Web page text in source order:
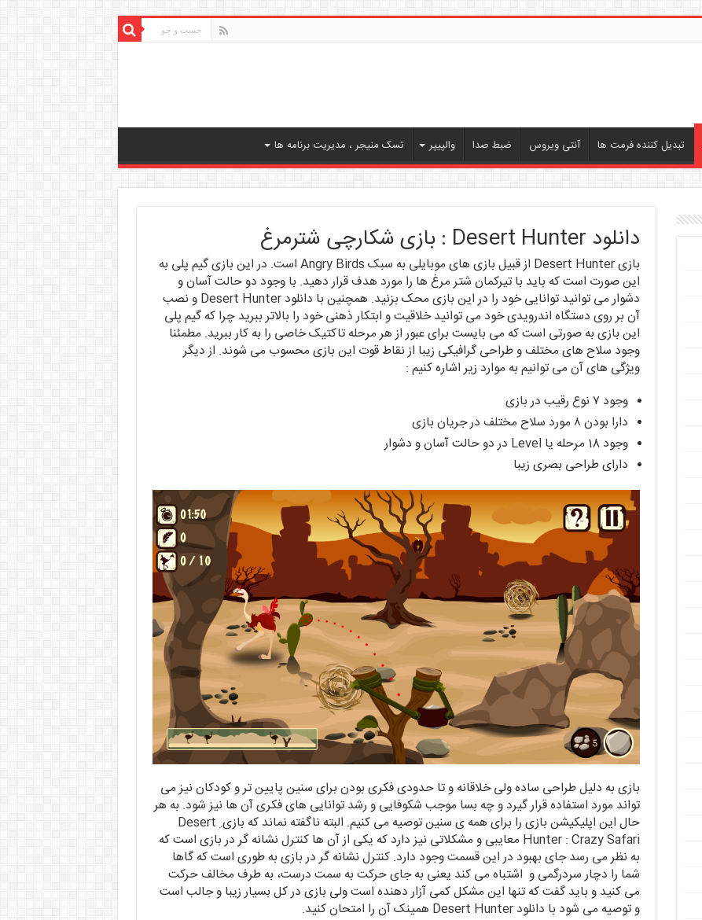
تبدیل کننده فرمت ها آنتی ویروس ضبط صدا والپیپر تسک منیجر ، مدیریت برنامه ها
دانلود Desert Hunter : بازی شکارچی شترمرغ
بازی Desert Hunter از قبیل بازی های موبایلی به سبک Angry Birds است. در این بازی گیم پلی به
این صورت است که باید با تیرکمان شتر مرغ ها را مورد هدف قرار دهید. با وجود دو حالت آسان و
دشوار می توانید توانایی خود را در این بازی محک بزنید. همچنین با دانلود Desert Hunter و نصب
آن بر روی دستگاه اندرویدی خود می توانید خلاقیت و ابتکار ذهنی خود را بالاتر ببرید چرا که گیم پلی
این بازی به صورتی است که می بایست برای عبور از هر مرحله تاکتیک خاصی را به کار ببرید. مطمئنا
وجود سلاح های مختلف و طراحی گرافیکی زیبا از نقاط قوت این بازی محسوب می شوند. از دیگر
ویژگی های آن می توانیم به موارد زیر اشاره کنیم :
وجود ۷ نوع رقیب در بازی
دارا بودن ۸ مورد سلاح مختلف در جریان بازی
وجود 18 مرحله یا Level در دو حالت آسان و دشوار
دارای طراحی بصری زیبا
بازی به دلیل طراحی ساده ولی خلاقانه و تا حدودی فکری بودن برای سنین پایین تر و کودکان نیز می
تواند مورد استفاده قرار گیرد و چه بسا موجب شکوفایی و رشد توانایی های فکری آن ها نیز شود. به هر
حال این اپلیکیشن بازی را برای همه ی سنین توصیه می کنیم. البته ناگفته نماند که بازی ِ Desert
Hunter : Crazy Safari معایبی و مشکلاتی نیز دارد که یکی از آن ها کنترل نشانه گر در بازی است که
به نظر می رسد جای بهبود در این قسمت وجود دارد. کنترل نشانه گر در بازی به طوری است که گاها
شما را دچار سردرگمی و اشتباه می کند یعنی به جای حرکت به سمت درست، به طرف مخالف حرکت
می کنید و باید گفت که تنها این مشکل کمی آزار دهنده است ولی بازی در کل بسیار زیبا و جالب است
و توصیه می شود با دانلود Desert Hunter همینک آن را امتحان کنید.